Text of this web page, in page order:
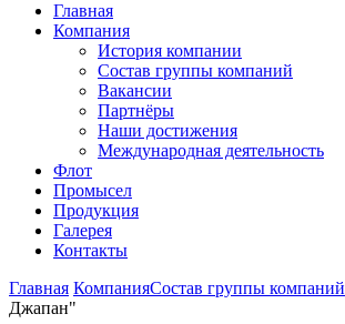
Главная
Компания
История компании
Состав группы компаний
Вакансии
Партнёры
Наши достижения
Международная деятельность
Флот
Промысел
Продукция
Галерея
Контакты
Главная КомпанияСостав группы компаний
Джапан"